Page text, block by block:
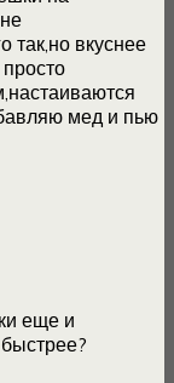
так,но вкуснее
мед и пью
еще и